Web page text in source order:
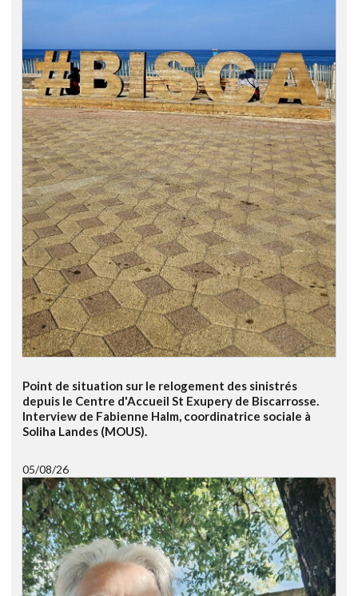
Point de situation sur le relogement des sinistrés
depuis le Centre d'Accueil St Exupery de Biscarrosse.
Interview de Fabienne Halm, coordinatrice sociale à
Soliha Landes (MOUS).
05/08/26